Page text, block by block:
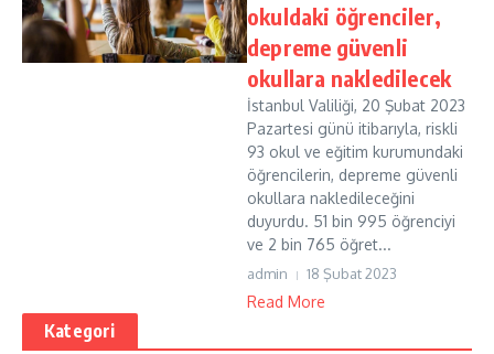
okuldaki öğrenciler,
depreme güvenli
okullara nakledilecek
İstanbul Valiliği, 20 Şubat 2023
Pazartesi günü itibarıyla, riskli
93 okul ve eğitim kurumundaki
öğrencilerin, depreme güvenli
okullara nakledileceğini
duyurdu. 51 bin 995 öğrenciyi
ve 2 bin 765 öğret...
admin 18 Şubat 2023
Read More
Kategori